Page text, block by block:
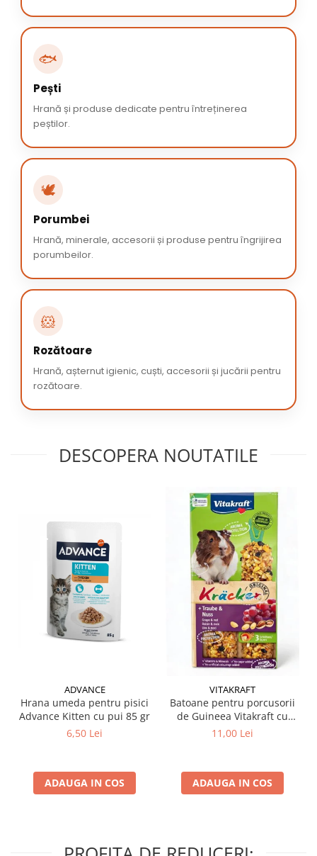
🐟
Pești
Hrană și produse dedicate pentru întreținerea
peștilor.
🕊️
Porumbei
Hrană, minerale, accesorii și produse pentru îngrijirea
porumbeilor.
🐹
Rozătoare
Hrană, așternut igienic, cuști, accesorii și jucării pentru
rozătoare.
DESCOPERA NOUTATILE
ADVANCE
Hrana umeda pentru pisici
Advance Kitten cu pui 85 gr
6,50 Lei
ADAUGA IN COS
VITAKRAFT
Batoane pentru porcusorii
de Guineea Vitakraft cu
struguri & nuci 2 buc
11,00 Lei
ADAUGA IN COS